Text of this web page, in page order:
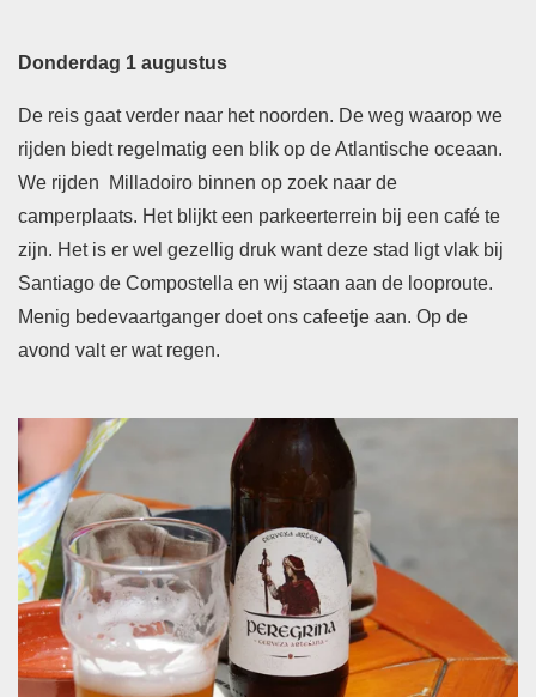
Donderdag 1 augustus
De reis gaat verder naar het noorden. De weg waarop we
rijden biedt regelmatig een blik op de Atlantische oceaan.
We rijden Milladoiro binnen op zoek naar de
camperplaats. Het blijkt een parkeerterrein bij een café te
zijn. Het is er wel gezellig druk want deze stad ligt vlak bij
Santiago de Compostella en wij staan aan de looproute.
Menig bedevaartganger doet ons cafeetje aan. Op de
avond valt er wat regen.